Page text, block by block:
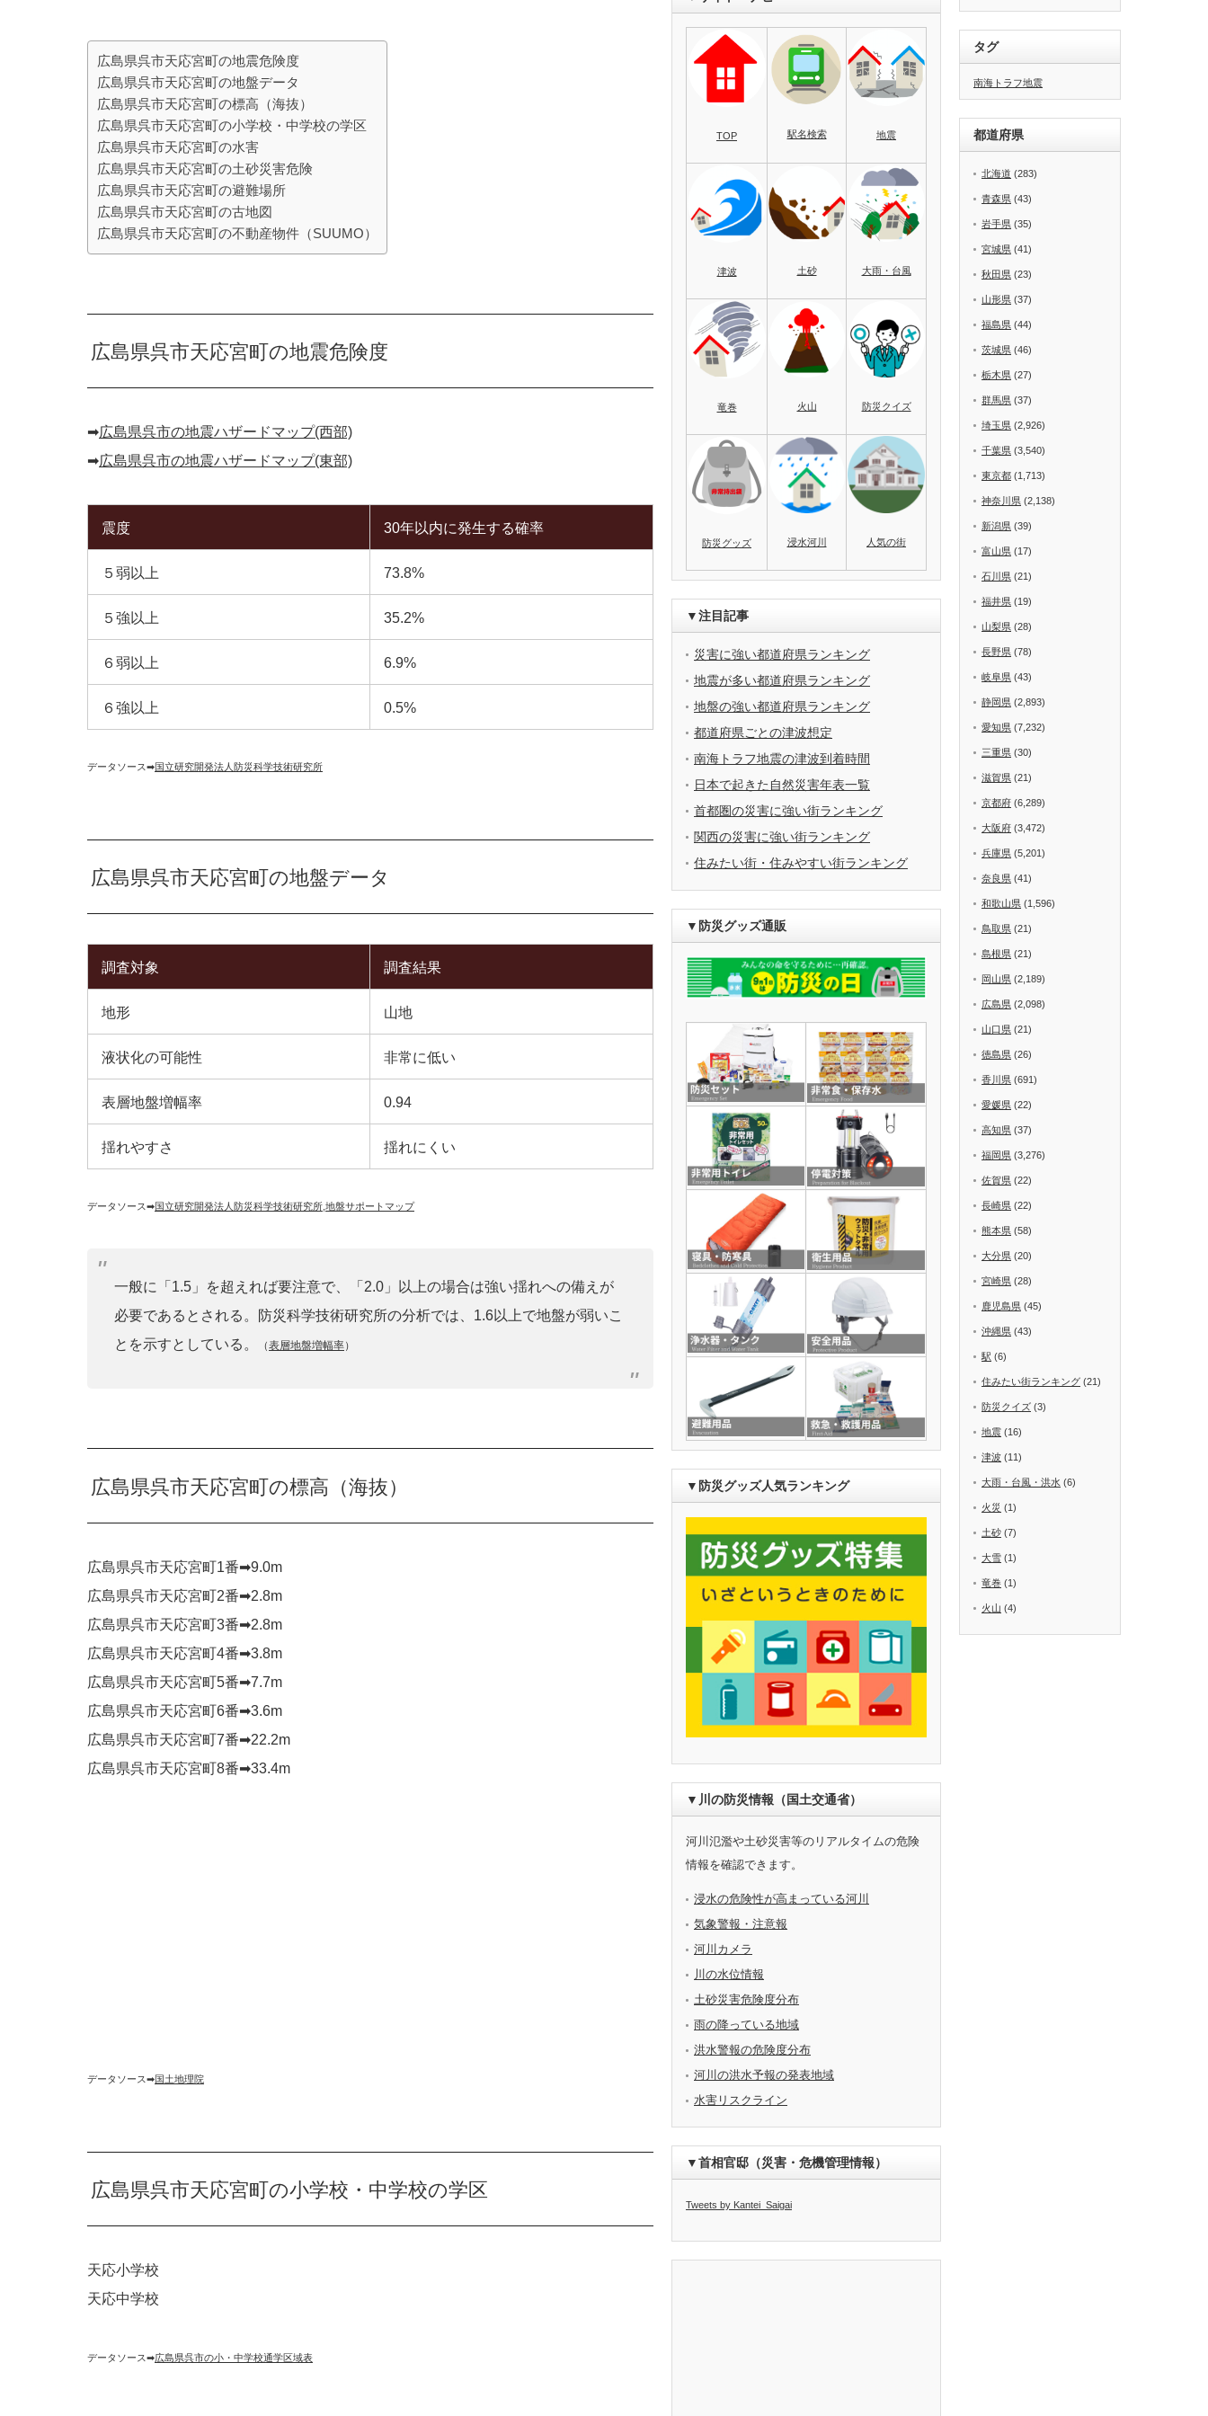
広島県呉市天応宮町の地震危険度
広島県呉市天応宮町の地盤データ
広島県呉市天応宮町の標高（海抜）
広島県呉市天応宮町の小学校・中学校の学区
広島県呉市天応宮町の水害
広島県呉市天応宮町の土砂災害危険
広島県呉市天応宮町の避難場所
広島県呉市天応宮町の古地図
広島県呉市天応宮町の不動産物件（SUUMO）
広島県呉市天応宮町の地震危険度
➡︎広島県呉市の地震ハザードマップ(西部)
➡︎広島県呉市の地震ハザードマップ(東部)
震度 30年以内に発生する確率
５弱以上 73.8%
５強以上 35.2%
６弱以上 6.9%
６強以上 0.5%
データソース➡︎国立研究開発法人防災科学技術研究所
広島県呉市天応宮町の地盤データ
調査対象 調査結果
地形 山地
液状化の可能性 非常に低い
表層地盤増幅率 0.94
揺れやすさ 揺れにくい
データソース➡︎国立研究開発法人防災科学技術研究所 地盤サポートマップ
一般に「1.5」を超えれば要注意で、「2.0」以上の場合は強い揺れへの備えが
必要であるとされる。防災科学技術研究所の分析では、1.6以上で地盤が弱いこ
とを示すとしている。
（表層地盤増幅率）
広島県呉市天応宮町の標高（海抜）
広島県呉市天応宮町1番➡︎9.0m
広島県呉市天応宮町2番➡︎2.8m
広島県呉市天応宮町3番➡︎2.8m
広島県呉市天応宮町4番➡︎3.8m
広島県呉市天応宮町5番➡︎7.7m
広島県呉市天応宮町6番➡︎3.6m
広島県呉市天応宮町7番➡︎22.2m
広島県呉市天応宮町8番➡︎33.4m
データソース➡︎国土地理院
広島県呉市天応宮町の小学校・中学校の学区
天応小学校
天応中学校
データソース➡︎広島県呉市の小・中学校通学区域表
TOP 駅名検索 地震
津波 土砂 大雨・台風
竜巻 火山 防災クイズ
防災グッズ 浸水河川 人気の街
▼注目記事
災害に強い都道府県ランキング
地震が多い都道府県ランキング
地盤の強い都道府県ランキング
都道府県ごとの津波想定
南海トラフ地震の津波到着時間
日本で起きた自然災害年表一覧
首都圏の災害に強い街ランキング
関西の災害に強い街ランキング
住みたい街・住みやすい街ランキング
▼防災グッズ通販
▼防災グッズ人気ランキング
▼川の防災情報（国土交通省）
河川氾濫や土砂災害等のリアルタイムの危険
情報を確認できます。
浸水の危険性が高まっている河川
気象警報・注意報
河川カメラ
川の水位情報
土砂災害危険度分布
雨の降っている地域
洪水警報の危険度分布
河川の洪水予報の発表地域
水害リスクライン
▼首相官邸（災害・危機管理情報）
Tweets by Kantei_Saigai
タグ
南海トラフ地震
都道府県
北海道 (283)
青森県 (43)
岩手県 (35)
宮城県 (41)
秋田県 (23)
山形県 (37)
福島県 (44)
茨城県 (46)
栃木県 (27)
群馬県 (37)
埼玉県 (2,926)
千葉県 (3,540)
東京都 (1,713)
神奈川県 (2,138)
新潟県 (39)
富山県 (17)
石川県 (21)
福井県 (19)
山梨県 (28)
長野県 (78)
岐阜県 (43)
静岡県 (2,893)
愛知県 (7,232)
三重県 (30)
滋賀県 (21)
京都府 (6,289)
大阪府 (3,472)
兵庫県 (5,201)
奈良県 (41)
和歌山県 (1,596)
鳥取県 (21)
島根県 (21)
岡山県 (2,189)
広島県 (2,098)
山口県 (21)
徳島県 (26)
香川県 (691)
愛媛県 (22)
高知県 (37)
福岡県 (3,276)
佐賀県 (22)
長崎県 (22)
熊本県 (58)
大分県 (20)
宮崎県 (28)
鹿児島県 (45)
沖縄県 (43)
駅 (6)
住みたい街ランキング (21)
防災クイズ (3)
地震 (16)
津波 (11)
大雨・台風・洪水 (6)
火災 (1)
土砂 (7)
大雪 (1)
竜巻 (1)
火山 (4)